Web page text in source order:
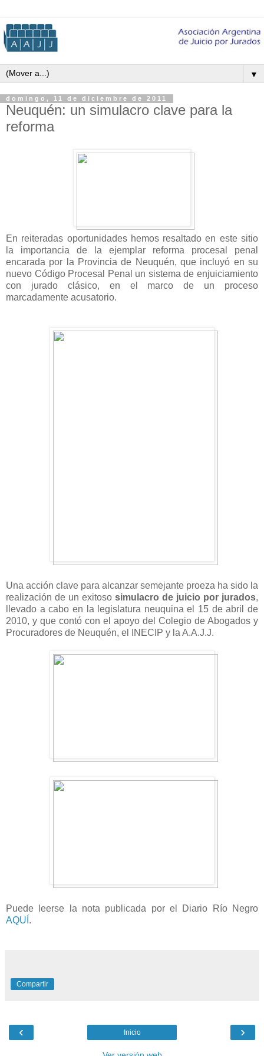
▼
domingo, 11 de diciembre de 2011
Neuquén: un simulacro clave para la
reforma
En reiteradas oportunidades hemos resaltado en este sitio
la importancia de la ejemplar reforma procesal penal
encarada por la Provincia de Neuquén, que incluyó en su
nuevo Código Procesal Penal un sistema de enjuiciamiento
con jurado clásico, en el marco de un proceso
marcadamente acusatorio.
Una acción clave para alcanzar semejante proeza ha sido la
realización de un exitoso simulacro de juicio por jurados,
llevado a cabo en la legislatura neuquina el 15 de abril de
2010, y que contó con el apoyo del Colegio de Abogados y
Procuradores de Neuquén, el INECIP y la A.A.J.J.
Puede leerse la nota publicada por el Diario Río Negro
AQUÍ .
Compartir
‹ ›
Inicio